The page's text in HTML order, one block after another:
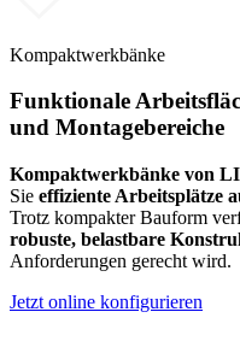
Kompaktwerkbänke
Funktionale
und Montagebereiche
Kompaktwerkbänke von
Sie effiziente Arbeitsplätze
Trotz kompakter Bauform
robuste, belastbare
Anforderungen gerecht wird.
Jetzt online konfigurieren